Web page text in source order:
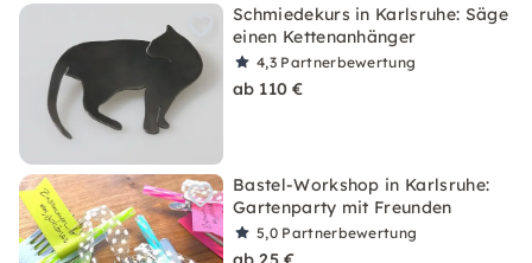
Schmiedekurs in Karlsruhe: Säge
einen Kettenanhänger
4,3 Partnerbewertung
ab 110 €
Bastel-Workshop in Karlsruhe:
Gartenparty mit Freunden
5,0 Partnerbewertung